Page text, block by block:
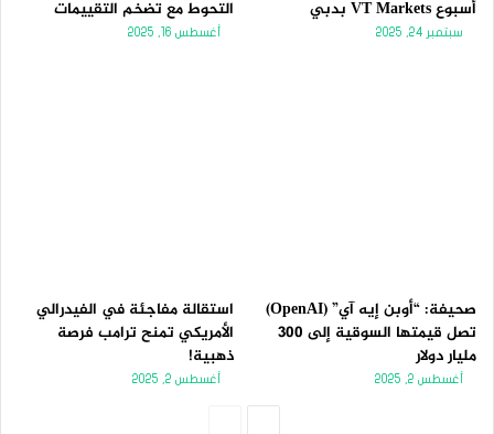
أسبوع VT Markets بدبي
سبتمبر 24, 2025
التحوط مع تضخم التقييمات
أغسطس 16, 2025
صحيفة: “أوبن إيه آي” (OpenAI)
تصل قيمتها السوقية إلى 300
مليار دولار
أغسطس 2, 2025
استقالة مفاجئة في الفيدرالي
الأمريكي تمنح ترامب فرصة
ذهبية!
أغسطس 2, 2025